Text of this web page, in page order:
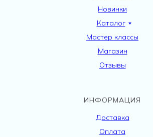
Новинки
Каталог
Мастер классы
Магазин
Отзывы
ИНФОРМАЦИЯ
Доставка
Оплата